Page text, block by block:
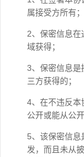
属接受方所有；
2、保密信息
域获得；
3、保密信息是
三方获得的；
4、在不违反本
公开或能从公
5、该保密信
发，而且未从